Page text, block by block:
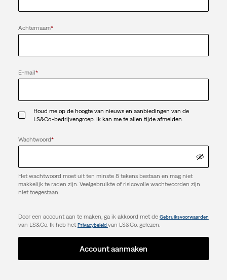
Achternaam*
E-mail*
Houd me op de hoogte van nieuws en aanbiedingen van de
LS&Co.-bedrijvengroep. Ik kan me te allen tijde afmelden.
Wachtwoord*
Het wachtwoord moet uit ten minste 8 tekens bestaan en mag niet
makkelijk te raden zijn. Veelgebruikte of risicovolle wachtwoorden zijn
niet toegestaan.
Door een account aan te maken, ga ik akkoord met de Gebruiksvoorwaarden
van LS&Co. Ik heb hetPrivacybeleid van LS&Co. gelezen.
Account aanmaken